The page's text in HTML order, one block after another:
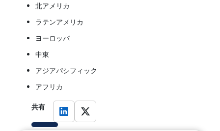
北アメリカ
ラテンアメリカ
ヨーロッパ
中東
アジアパシフィック
アフリカ
共有